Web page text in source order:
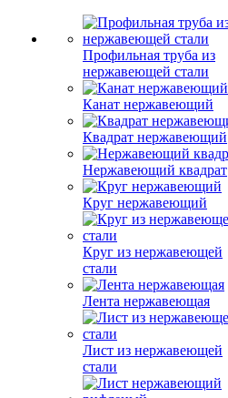
Профильная труба из
нержавеющей стали
Канат нержавеющий
Квадрат нержавеющий
Нержавеющий квадрат
Круг нержавеющий
Круг из нержавеющей
стали
Лента нержавеющая
Лист из нержавеющей
стали